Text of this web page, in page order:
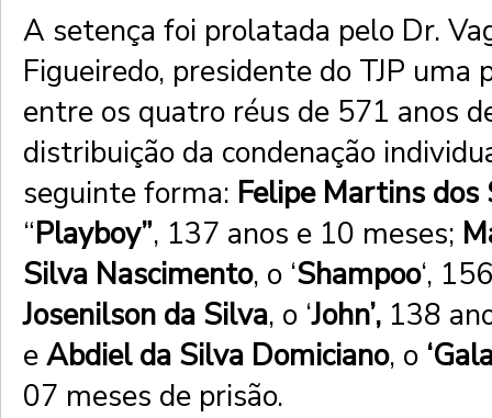
A setença foi prolatada pelo Dr.
Figueiredo, presidente do TJP uma
entre os quatro réus de 571 anos
distribuição da condenação
seguinte forma: Felipe Martins dos
“Playboy”, 137 anos e 10 meses;
Silva Nascimento, o ‘Shampoo‘,
Josenilson da Silva, o ‘John’, 138
eAbdiel da Silva Domiciano, o
07 meses de prisão.